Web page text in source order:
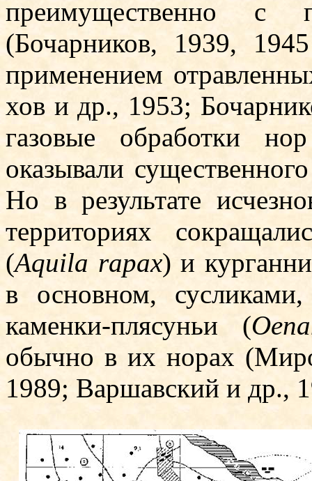
преимущественно с
(Бочарников, 1939,
применением
хов и др., 1953;
газовые обработки
оказывали
Но в результате
территориях
(Aquila rapax) и
в основном,
каменки-плясуньи (
обычно в их норах
1989; Варшавский и др.,